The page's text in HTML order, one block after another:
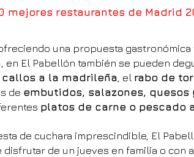
mejores restaurantes de Madrid
una propuesta
, en El Pabellón también se pueden
callos a la madrileña, el rabo de
de embutidos, salazones,
platos de carne o pescado
de cuchara imprescindible, El
de un jueves en familia o con